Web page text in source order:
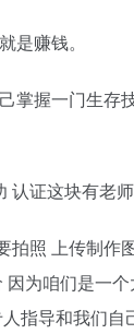
是赚钱。
掌握一门生存
认证这块有老
照 上传制
为咱们是一
指导和我们